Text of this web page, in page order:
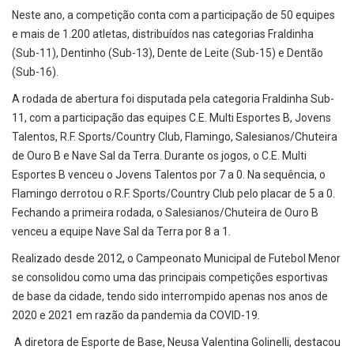
Neste ano, a competição conta com a participação de 50 equipes
e mais de 1.200 atletas, distribuídos nas categorias Fraldinha
(Sub-11), Dentinho (Sub-13), Dente de Leite (Sub-15) e Dentão
(Sub-16).
A rodada de abertura foi disputada pela categoria Fraldinha Sub-
11, com a participação das equipes C.E. Multi Esportes B, Jovens
Talentos, R.F. Sports/Country Club, Flamingo, Salesianos/Chuteira
de Ouro B e Nave Sal da Terra. Durante os jogos, o C.E. Multi
Esportes B venceu o Jovens Talentos por 7 a 0. Na sequência, o
Flamingo derrotou o R.F. Sports/Country Club pelo placar de 5 a 0.
Fechando a primeira rodada, o Salesianos/Chuteira de Ouro B
venceu a equipe Nave Sal da Terra por 8 a 1.
Realizado desde 2012, o Campeonato Municipal de Futebol Menor
se consolidou como uma das principais competições esportivas
de base da cidade, tendo sido interrompido apenas nos anos de
2020 e 2021 em razão da pandemia da COVID-19.
A diretora de Esporte de Base, Neusa Valentina Golinelli, destacou